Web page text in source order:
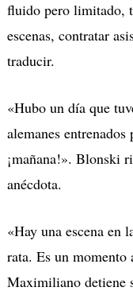
fluido pero limitado,
escenas, contratar
traducir.
«Hubo un día que
alemanes
¡mañana!». Blonski
anécdota.
«Hay una escena en
rata. Es un momento
Maximiliano detiene